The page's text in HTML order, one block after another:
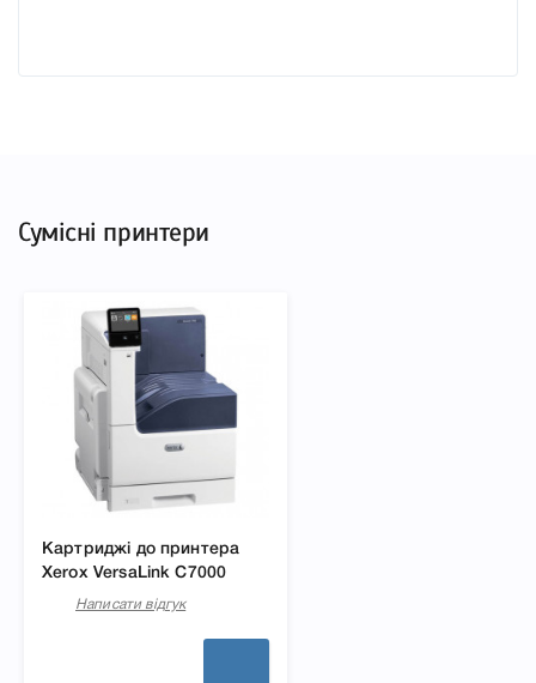
Сумісні принтери
Картриджі до принтера
Xerox VersaLink C7000
Написати відгук